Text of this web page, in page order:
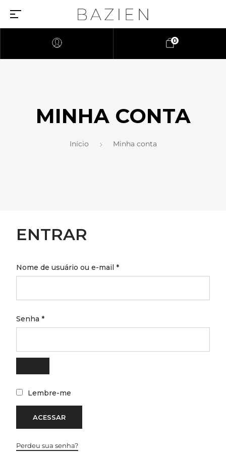
0
MINHA CONTA
Início Minha conta
ENTRAR
Nome de usuário ou e-mail *Obrigatório
Senha *Obrigatório
Lembre-me
ACESSAR
Perdeu sua senha?